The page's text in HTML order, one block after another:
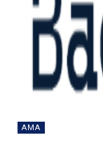
AMA